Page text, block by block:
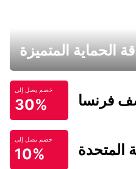
الحماية المتميزة
خصم يصل إلى
30% فرنسا
خصم يصل إلى
10% المتحدة